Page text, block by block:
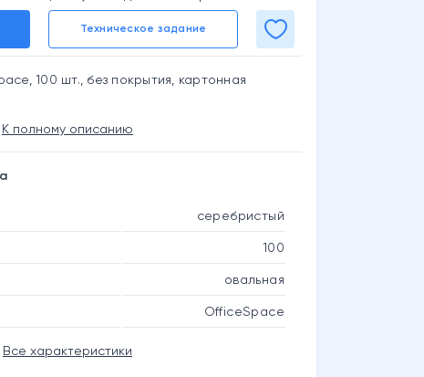
Техническое задание
100 шт., без покрытия, картонная
К полному описанию
серебристый
100
овальная
OfficeSpace
Все характеристики